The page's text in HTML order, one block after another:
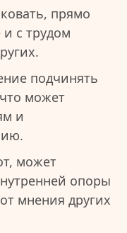
прямо
с трудом
подчинять
может
и
может
опоры
мнения других